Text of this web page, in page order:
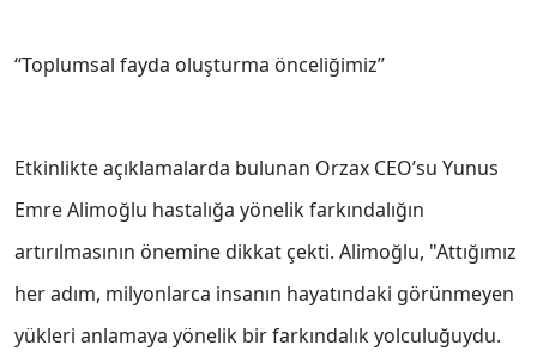
‘‘Toplumsal fayda oluşturma önceliğimiz’’
Etkinlikte açıklamalarda bulunan Orzax CEO’su Yunus
Emre Alimoğlu hastalığa yönelik farkındalığın
artırılmasının önemine dikkat çekti. Alimoğlu, "Attığımız
her adım, milyonlarca insanın hayatındaki görünmeyen
yükleri anlamaya yönelik bir farkındalık yolculuğuydu.